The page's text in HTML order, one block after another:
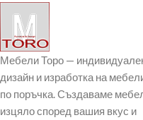
Мебели Торо —
дизайн и изработка на
по поръчка. Създаваме
изцяло според вашия вкус и